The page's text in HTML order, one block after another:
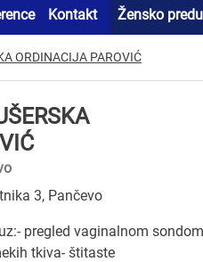
Kontakt Žensko
ORDINACIJA PAROVIĆ
3, Pančevo
pregled vaginalnom
tkiva- štitaste